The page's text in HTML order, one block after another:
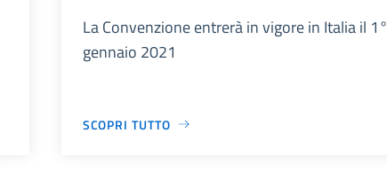
La Convenzione entrerà in vigore in Italia il 1°
gennaio 2021
SCOPRI TUTTO